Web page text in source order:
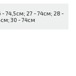
- 74,5см; 27 - 74см; 28 -
30 - 74см